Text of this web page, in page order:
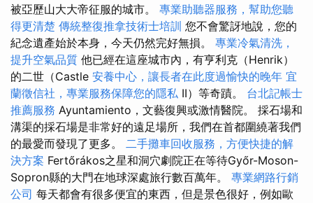
被亞歷山大大帝征服的城市。 專業助聽器服務，幫助您聽
得更清楚 傳統整復推拿技術士培訓 您不會驚訝地說，您的
紀念遺產始於本身，今天仍然完好無損。 專業冷氣清洗，
提升空氣品質 他已經在這座城市內，有亨利克（Henrik）
的二世（Castle 安養中心，讓長者在此度過愉快的晚年 宜
蘭徵信社，專業服務保障您的隱私 II）等奇蹟。 台北記帳士
推薦服務 Ayuntamiento，文藝復興或激情醫院。 採石場和
溝渠的採石場是非常好的遠足場所，我們在首都圍繞著我們
的最愛而發現了更多。 二手攤車回收服務，方便快捷的解
決方案 Fertőrákos之星和洞穴劇院正在等待Győr-Moson-
Sopron縣的大門在地球深處旅行數百萬年。 專業網路行銷
公司 每天都會有很多便宜的東西，但是景色很好，例如歐